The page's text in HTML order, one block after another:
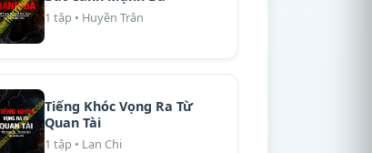
1 tập • Huyền Trân
Tiếng Khóc Vọng Ra Từ
Quan Tài
1 tập • Lan Chi